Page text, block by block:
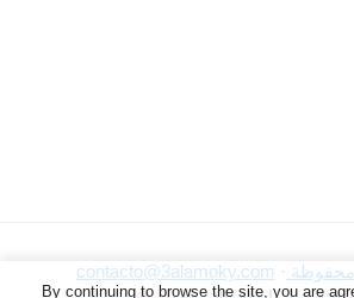
·
contacto@3alamoky.com
By continuing to browse the site, you are